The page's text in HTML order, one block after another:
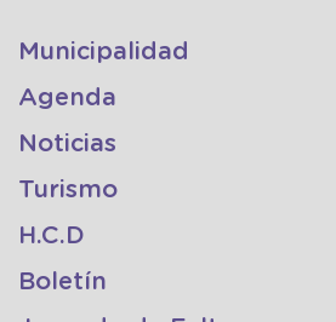
Municipalidad
Agenda
Noticias
Turismo
H.C.D
Boletín